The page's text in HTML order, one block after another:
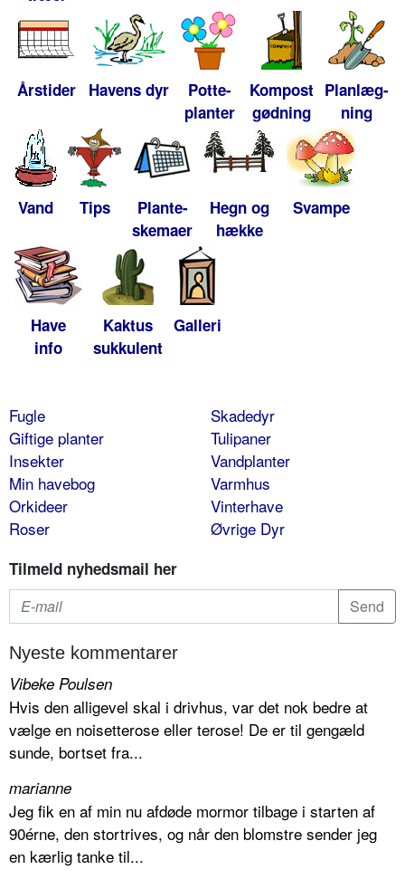
Årstider Havens dyr
Potte-
planter
Kompost
gødning
Planlæg-
ning
Vand Tips
Plante-
skemaer
Hegn og
hække
Svampe
Have
info
Kaktus
sukkulent
Galleri
Fugle
Giftige planter
Insekter
Min havebog
Orkideer
Roser
Skadedyr
Tulipaner
Vandplanter
Varmhus
Vinterhave
Øvrige Dyr
Tilmeld nyhedsmail her
Nyeste kommentarer
Vibeke Poulsen
Hvis den alligevel skal i drivhus, var det nok bedre at
vælge en noisetterose eller terose! De er til gengæld
sunde, bortset fra...
marianne
Jeg fik en af min nu afdøde mormor tilbage i starten af
90érne, den stortrives, og når den blomstre sender jeg
en kærlig tanke til...